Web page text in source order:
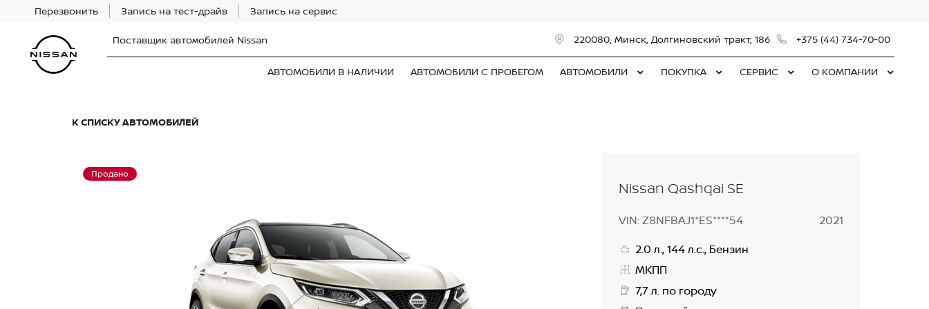
Перезвонить Запись на тест-драйв Запись на сервис
Поставщик автомобилей Nissan 220080, Минск, Долгиновский тракт, 186 +375 (44) 734-70-00
АВТОМОБИЛИ В НАЛИЧИИ АВТОМОБИЛИ С ПРОБЕГОМ АВТОМОБИЛИ ПОКУПКА СЕРВИС О КОМПАНИИ
К СПИСКУ АВТОМОБИЛЕЙ
Продано
Nissan Qashqai SE
VIN: Z8NFBAJ1*ES****54
2021
2.0 л., 144 л.с., Бензин
МКПП
7,7 л. по городу